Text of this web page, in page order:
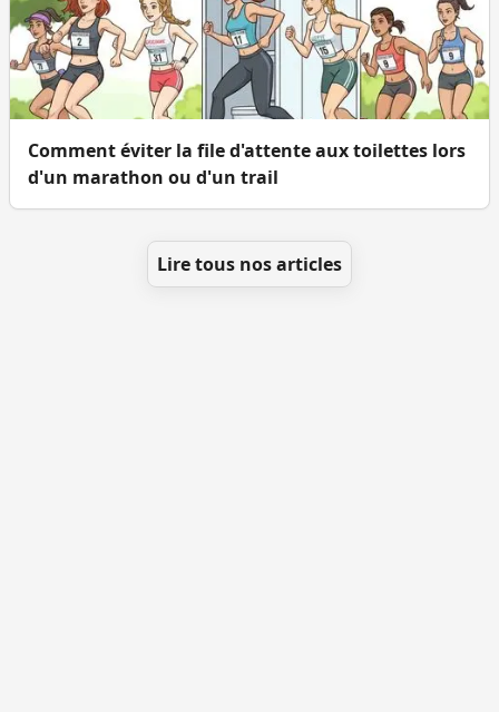
Comment éviter la file d'attente aux toilettes lors
d'un marathon ou d'un trail
Lire tous nos articles